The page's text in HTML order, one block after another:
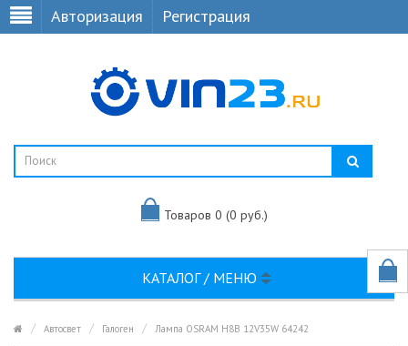
Авторизация Регистрация
Товаров 0 (0 руб.)
КАТАЛОГ / МЕНЮ
Автосвет Галоген Лампа OSRAM H8B 12V35W 64242